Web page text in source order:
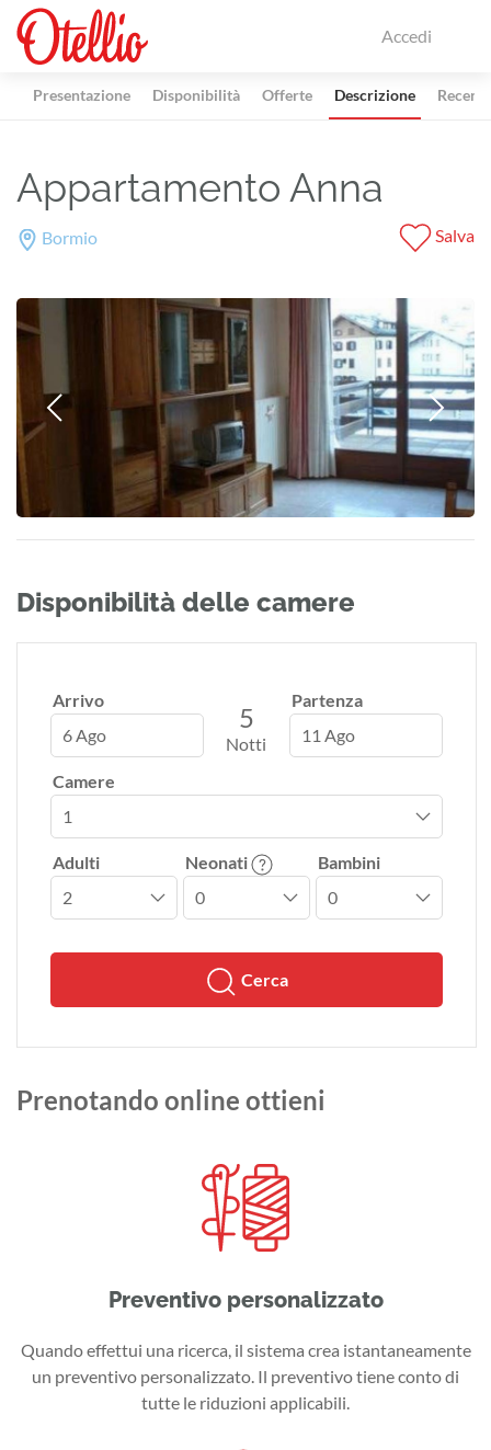
Accedi
Presentazione Disponibilità Offerte Descrizione
Appartamento Anna
Bormio Salva
Disponibilità delle camere
Arrivo
6 Ago
5
Notti
Partenza
11 Ago
Camere
Adulti Neonati Bambini
Cerca
Prenotando online ottieni
Preventivo personalizzato
Quando effettui una ricerca, il sistema crea istantaneamente
un preventivo personalizzato. Il preventivo tiene conto di
tutte le riduzioni applicabili.